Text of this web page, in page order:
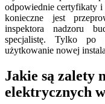
odpowiednie certyfikaty i
konieczne jest
inspektora nadzoru
specjalistę. Tylko po
użytkowanie nowej
Jakie są zalety
elektrycznych